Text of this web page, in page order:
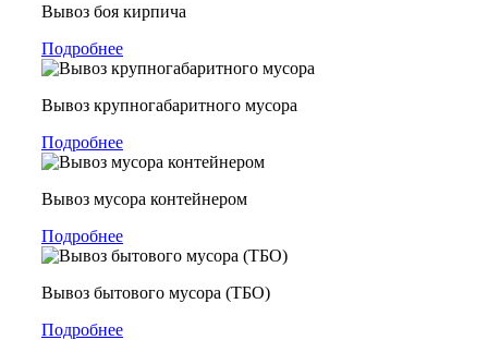
Вывоз боя кирпича
Подробнее
Вывоз крупногабаритного мусора
Подробнее
Вывоз мусора контейнером
Подробнее
Вывоз бытового мусора (ТБО)
Подробнее